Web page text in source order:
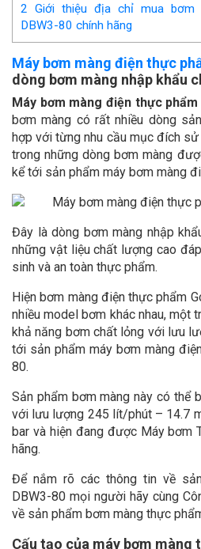
2 Giới thiệu địa chỉ mua bơm
DBW3-80 chính hãng
Máy bơm màng điện thực
dòng bơm màng nhập khẩu
Máy bơm màng điện thực phẩm
bơm màng có rất nhiều dòng
hợp với từng nhu cầu mục đích
trong những dòng bơm màng
kể tới sản phẩm máy bơm màng
Đây là dòng bơm màng nhập
những vật liệu chất lượng cao
sinh và an toàn thực phẩm.
Hiện bơm màng điện thực phẩm
nhiều model bơm khác nhau, một
khả năng bơm chất lỏng với lưu
tới sản phẩm máy bơm màng
80.
Sản phẩm bơm màng này có thể
với lưu lượng 245 lít/phút – 14.7
bar và hiện đang được Máy bơm
hãng.
Để nắm rõ các thông tin về
DBW3-80 mọi người hãy cùng
về sản phẩm bơm màng thực
Cấu tạo của máy bơm màng